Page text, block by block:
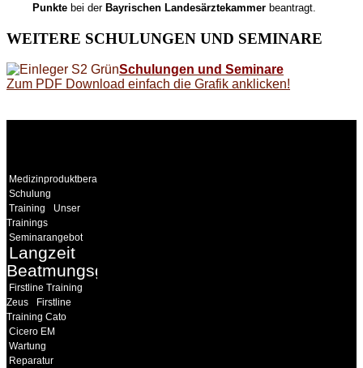
Punkte bei derBayrischen Landesärztekammer beantragt.
WEITERE SCHULUNGEN UND SEMINARE
Schulungen und Seminare
Zum PDF Download einfach die Grafik anklicken!
Medizinproduktberater
Schulung
Training
Unser
Trainings
Seminarangebot
Langzeit
Beatmungsgeräte
Firstline Training
Zeus
Firstline
Training Cato
Cicero EM
Wartung
Reparatur